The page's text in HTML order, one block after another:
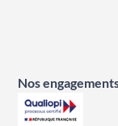
Nos